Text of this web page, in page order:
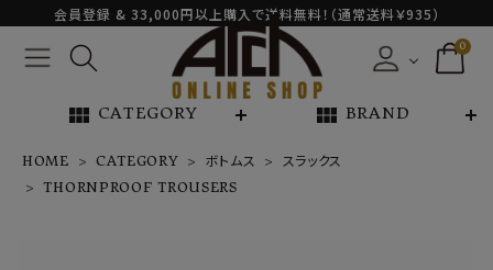
会員登録 & 33,000円以上購入で送料無料！（通常送料￥935）
0
view_module CATEGORY view_module BRAND
HOME CATEGORY ボトムス
スラックス
THORNPROOF TROUSERS